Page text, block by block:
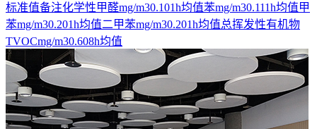
标准值备注化学性甲醛mg/m30.101h均值苯mg/m30.111h均值甲
苯mg/m30.201h均值二甲苯mg/m30.201h均值总挥发性有机物
TVOCmg/m30.608h均值